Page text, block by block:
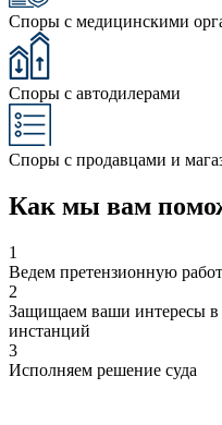
Споры с медицинскими
Споры с автодилерами
Споры с продавцами и
Как мы вам
1
Ведем претензионную
2
Защищаем ваши интересы в
инстанций
3
Исполняем решение суда